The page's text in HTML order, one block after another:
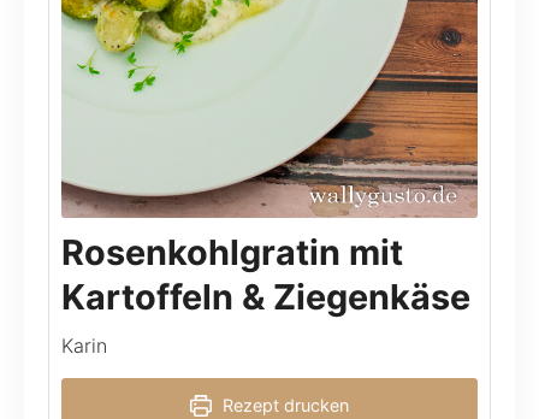
Rosenkohlgratin mit
Kartoffeln & Ziegenkäse
Karin
Rezept drucken